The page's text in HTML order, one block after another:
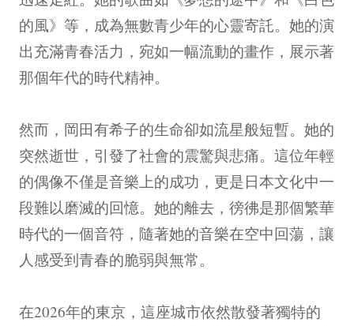
的風》等，成為無數青少年的心靈寄託。她的演
出充滿青春活力，宛如一幅流動的畫作，展示著
那個年代的時代精神。
然而，岡田有希子的生命卻如流星般短暫。她的
突然逝世，引發了社會的震驚與悲痛。這位年輕
的偶像不僅是音樂上的成功，更是日本文化中一
段難以磨滅的回憶。她的離去，徬彿是那個繁華
時代的一個音符，隨著她的音樂在空中回蕩，讓
人感受到青春的脆弱與無常。
在2026年的東京，這座城市依然散發著獨特的